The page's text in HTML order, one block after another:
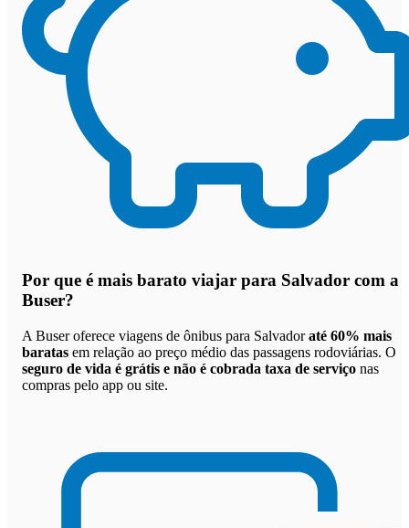
Por que é mais barato viajar para Salvador com a
Buser?
A Buser oferece viagens de ônibus para Salvadoraté 60% mais
baratas em relação ao preço médio das passagens rodoviárias. O
seguro de vida é grátis e não é cobrada taxa de serviço nas
compras pelo app ou site.